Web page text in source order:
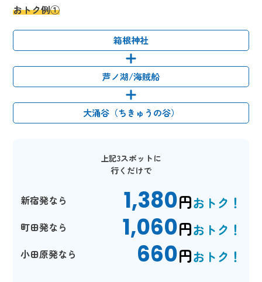
おトク例①
箱根神社
芦ノ湖/海賊船
大涌谷（ちきゅうの谷）
上記3スポットに
行くだけで
新宿発なら 1,380円おトク！
町田発なら 1,060円おトク！
小田原発なら 660円おトク！